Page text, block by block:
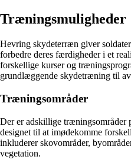
Træningsmuligheder
Hevring skydeterræn giver
forbedre deres færdigheder i et
forskellige kurser og
grundlæggende skydetræning til
Træningsområder
Der er adskillige træningsområder
designet til at imødekomme
inkluderer skovområder,
vegetation.